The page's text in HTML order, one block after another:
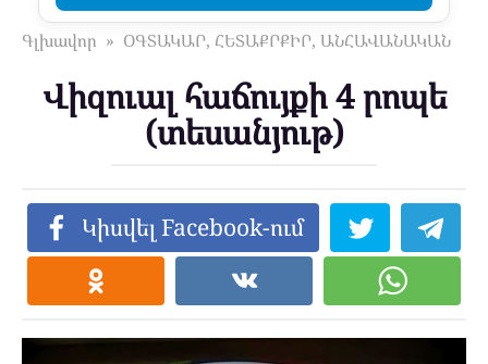
Գլխավոր » ՕԳՏԱԿԱՐ, ՀԵՏԱՔՐՔԻՐ, ԱՆՀԱՎԱՆԱԿԱՆ
Վիզուալ հաճույքի 4 րոպե
(տեսանյութ)
Կիսվել Facebook-ում